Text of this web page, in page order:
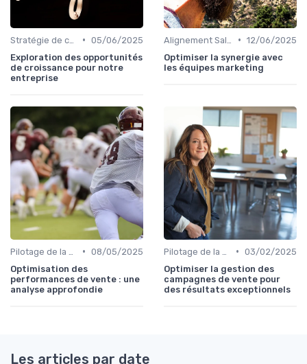
• 05/06/2025
Exploration des opportunités
de croissance pour notre
entreprise
• 12/06/2025
Optimiser la synergie avec
les équipes marketing
• 08/05/2025
Optimisation des
performances de vente : une
analyse approfondie
• 03/02/2025
Optimiser la gestion des
campagnes de vente pour
des résultats exceptionnels
Les articles par date